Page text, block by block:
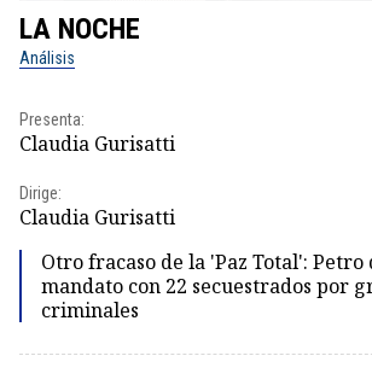
LA NOCHE
Análisis
Presenta:
Claudia Gurisatti
Dirige:
Claudia Gurisatti
Otro fracaso de la 'Paz Total': Petro
mandato con 22 secuestrados por
criminales